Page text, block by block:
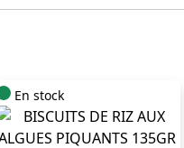
En stock